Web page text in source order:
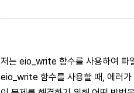
저는 eio_write 함수를 사용하여 파
eio_write 함수를 사용할 때, 에러가